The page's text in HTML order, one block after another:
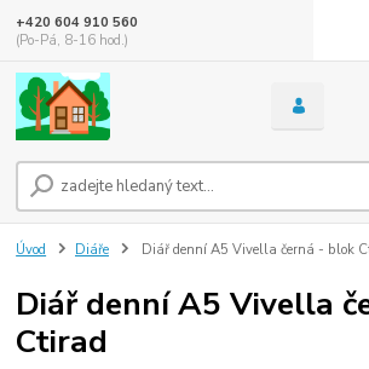
+420 604 910 560
(Po-Pá, 8-16 hod.)
Úvod Diáře Diář denní A5 Vivella černá - blok
Diář denní A5 Vivella
Ctirad